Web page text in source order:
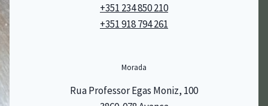
+351 234 850 210
+351 918 794 261
Morada
Rua Professor Egas Moniz, 100